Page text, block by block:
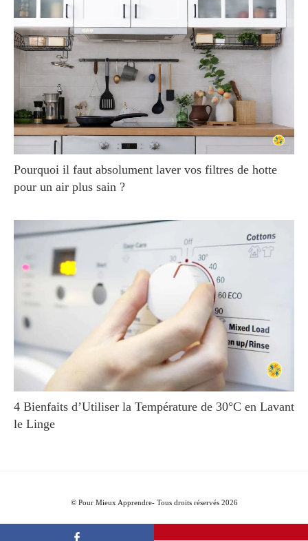
Pourquoi il faut absolument laver vos filtres de hotte
pour un air plus sain ?
4 Bienfaits d’Utiliser la Température de 30°C en Lavant
le Linge
© Pour Mieux Apprendre- Tous droits réservés 2026